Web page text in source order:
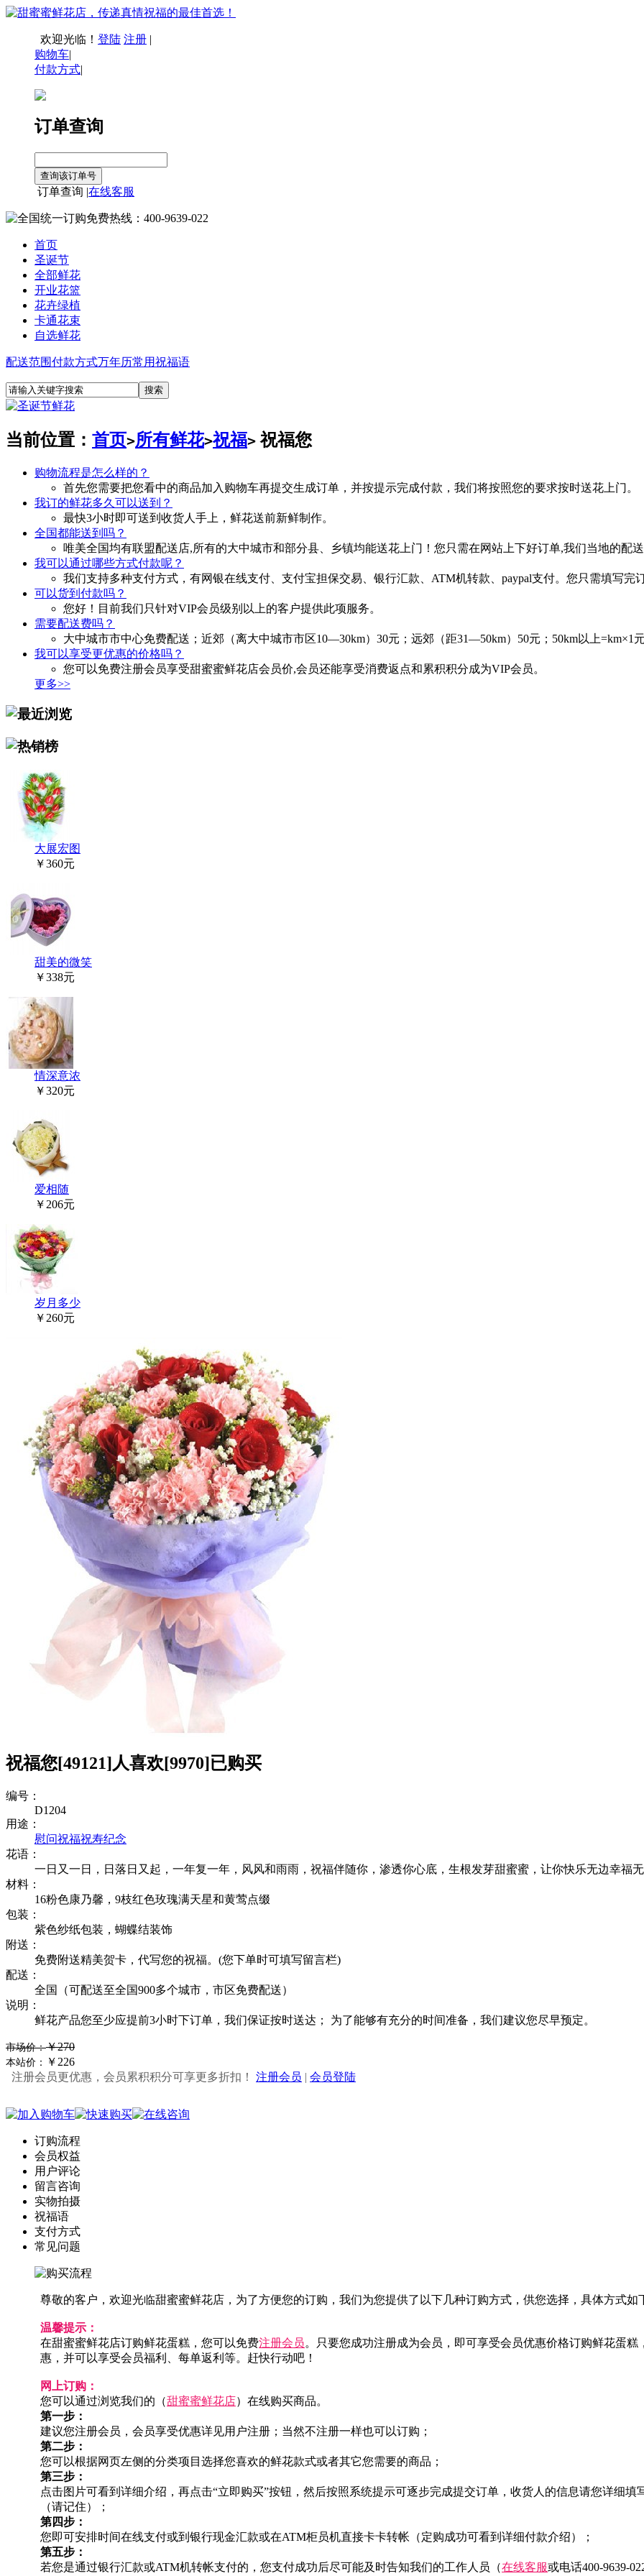
欢迎光临！ 登陆 注册 |
购物车|
付款方式|
订单查询
订单查询 |在线客服
首页
圣诞节
全部鲜花
开业花篮
花卉绿植
卡通花束
自选鲜花
配送范围付款方式万年历常用祝福语
当前位置： 首页>所有鲜花>祝福> 祝福您
购物流程是怎么样的？
首先您需要把您看中的商品加入购物车再提交生成订单，并按提示完成付款，我们将按照您的要求按时送花上门。
我订的鲜花多久可以送到？
最快3小时即可送到收货人手上，鲜花送前新鲜制作。
全国都能送到吗？
唯美全国均有联盟配送店,所有的大中城市和部分县、乡镇均能送花上门！您只需在网站上下好订单,我们当地的配
我可以通过哪些方式付款呢？
我们支持多种支付方式，有网银在线支付、支付宝担保交易、银行汇款、ATM机转款、paypal支付。您只需填写完
可以货到付款吗？
您好！目前我们只针对VIP会员级别以上的客户提供此项服务。
需要配送费吗？
大中城市市中心免费配送；近郊（离大中城市市区10—30km）30元；远郊（距31—50km）50元；50km以上=km×1
我可以享受更优惠的价格吗？
您可以免费注册会员享受甜蜜蜜鲜花店会员价,会员还能享受消费返点和累积积分成为VIP会员。
更多>>
大展宏图
￥360元
甜美的微笑
￥338元
情深意浓
￥320元
爱相随
￥206元
岁月多少
￥260元
祝福您[49121]人喜欢[9970]已购买
编号：
D1204
用途：
慰问祝福祝寿纪念
花语：
一日又一日，日落日又起，一年复一年，风风和雨雨，祝福伴随你，渗透你心底，生根发芽甜蜜蜜，让你快乐无边幸福
材料：
16粉色康乃馨，9枝红色玫瑰满天星和黄莺点缀
包装：
紫色纱纸包装，蝴蝶结装饰
附送：
免费附送精美贺卡，代写您的祝福。(您下单时可填写留言栏)
配送：
全国（可配送至全国900多个城市，市区免费配送）
说明：
鲜花产品您至少应提前3小时下订单，我们保证按时送达； 为了能够有充分的时间准备，我们建议您尽早预定。
市场价：￥270
本站价：
￥226
注册会员更优惠，会员累积积分可享更多折扣！ 注册会员 | 会员登陆
订购流程
会员权益
用户评论
留言咨询
实物拍摄
祝福语
支付方式
常见问题
尊敬的客户，欢迎光临甜蜜蜜鲜花店，为了方便您的订购，我们为您提供了以下几种订购方式，供您选择，具体方式如
温馨提示：
在甜蜜蜜鲜花店订购鲜花蛋糕，您可以免费注册会员。只要您成功注册成为会员，即可享受会员优惠价格订购鲜花蛋
惠，并可以享受会员福利、每单返利等。赶快行动吧！
网上订购：
您可以通过浏览我们的（甜蜜蜜鲜花店）在线购买商品。
第一步：
建议您注册会员，会员享受优惠详见用户注册；当然不注册一样也可以订购；
第二步：
您可以根据网页左侧的分类项目选择您喜欢的鲜花款式或者其它您需要的商品；
第三步：
点击图片可看到详细介绍，再点击“立即购买”按钮，然后按照系统提示可逐步完成提交订单，收货人的信息请您详细
（请记住）；
第四步：
您即可安排时间在线支付或到银行现金汇款或在ATM柜员机直接卡卡转帐（定购成功可看到详细付款介绍）；
第五步：
若您是通过银行汇款或ATM机转帐支付的，您支付成功后尽可能及时告知我们的工作人员（在线客服或电话400-9639-